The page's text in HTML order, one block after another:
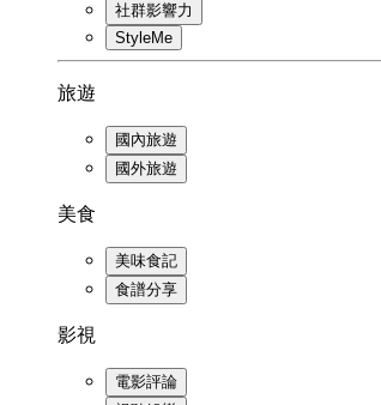
社群影響力
StyleMe
旅遊
國內旅遊
國外旅遊
美食
美味食記
食譜分享
影視
電影評論